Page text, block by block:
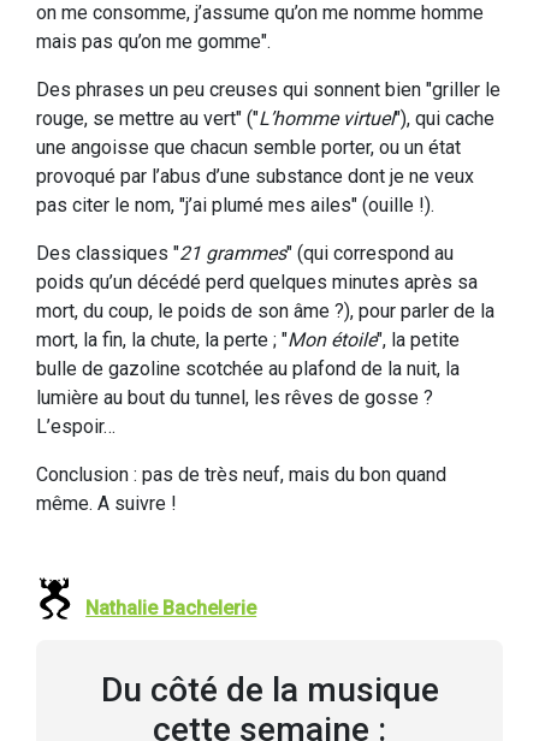
on me consomme, j’assume qu’on me nomme homme
mais pas qu’on me gomme".
Des phrases un peu creuses qui sonnent bien "griller le
rouge, se mettre au vert" ("L’homme virtuel"), qui cache
une angoisse que chacun semble porter, ou un état
provoqué par l’abus d’une substance dont je ne veux
pas citer le nom, "j’ai plumé mes ailes" (ouille !).
Des classiques "21 grammes" (qui correspond au
poids qu’un décédé perd quelques minutes après sa
mort, du coup, le poids de son âme ?), pour parler de la
mort, la fin, la chute, la perte ; "Mon étoile", la petite
bulle de gazoline scotchée au plafond de la nuit, la
lumière au bout du tunnel, les rêves de gosse ?
L’espoir…
Conclusion : pas de très neuf, mais du bon quand
même. A suivre !
Nathalie Bachelerie
Du côté de la musique
cette semaine :